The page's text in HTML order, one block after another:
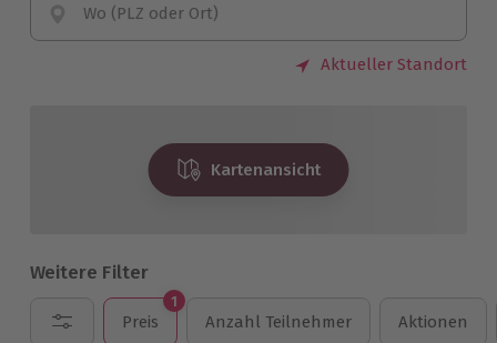
Wo (PLZ oder Ort)
Aktueller Standort
Kartenansicht
Weitere Filter
Preis
1
Anzahl Teilnehmer Aktionen